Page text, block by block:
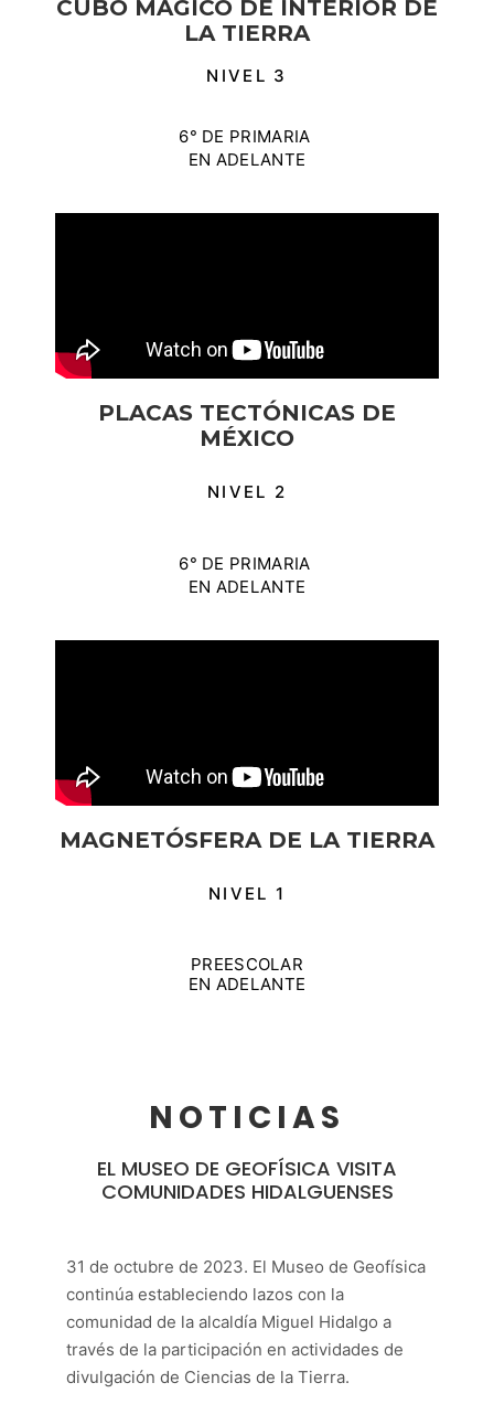
CUBO MÁGICO DE INTERIOR DE
LA TIERRA
NIVEL 3
6° DE PRIMARIA
EN ADELANTE
PLACAS TECTÓNICAS DE
MÉXICO
NIVEL 2
6° DE PRIMARIA
EN ADELANTE
MAGNETÓSFERA DE LA TIERRA
NIVEL 1
PREESCOLAR
EN ADELANTE
NOTICIAS
EL MUSEO DE GEOFÍSICA VISITA
COMUNIDADES HIDALGUENSES
31 de octubre de 2023. El Museo de Geofísica
continúa estableciendo lazos con la
comunidad de la alcaldía Miguel Hidalgo a
través de la participación en actividades de
divulgación de Ciencias de la Tierra.